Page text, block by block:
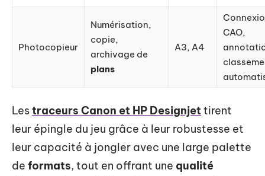
Photocopieur
Numérisation,
copie,
archivage de
plans
A3, A4
CAO,
Lestraceurs Canon et HP Designjettirent
leur épingle du jeu grâce à leur robustesse et
leur capacité à jongler avec une large palette
de formats, tout en offrant une qualité